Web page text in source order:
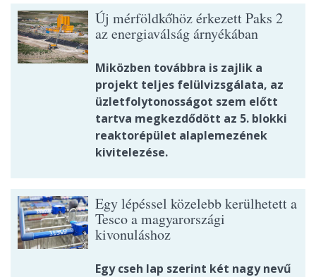
Új mérföldkőhöz érkezett Paks 2
az energiaválság árnyékában
Miközben továbbra is zajlik a
projekt teljes felülvizsgálata, az
üzletfolytonosságot szem előtt
tartva megkezdődött az 5. blokki
reaktorépület alaplemezének
kivitelezése.
Egy lépéssel közelebb kerülhetett a
Tesco a magyarországi
kivonuláshoz
Egy cseh lap szerint két nagy nevű